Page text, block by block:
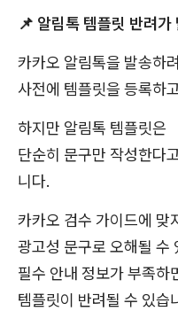
📌 알림톡 템플릿 반려가
카카오 알림톡을 발송하
사전에 템플릿을 등록하
하지만 알림톡 템플릿은
단순히 문구만 작성한다
니다.
카카오 검수 가이드에 맞
광고성 문구로 오해될 수
필수 안내 정보가 부족하
템플릿이 반려될 수 있습